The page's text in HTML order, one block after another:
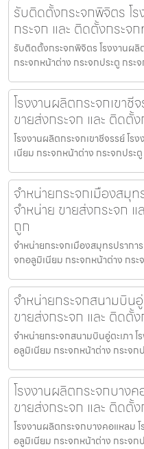
รับติดตั้งกระจกพิจิตร โ
กระจก และ ติดตั้งกระจ
รับติดตั้งกระจกพิจิตร โรงงานผลิ
กระจกหน้าต่าง กระจกประตู กระ
โรงงานผลิตกระจกเขาชี
ขายส่งกระจก และ ติดตั้
โรงงานผลิตกระจกเขาชีจรรย์ โร
เนียม กระจกหน้าต่าง กระจกปร
จำหน่ายกระจกเมืองสมุ
จำหน่าย ขายส่งกระจก
ถูก
จำหน่ายกระจกเมืองสมุทรปรากา
จกอลูมิเนียม กระจกหน้าต่าง กร
จำหน่ายกระจกสนามบิน
ขายส่งกระจก และ ติดตั้
จำหน่ายกระจกสนามบินอู่ตะเภา
อลูมิเนียม กระจกหน้าต่าง กระจ
โรงงานผลิตกระจกบาง
ขายส่งกระจก และ ติดตั้
โรงงานผลิตกระจกบางคอแหลม
อลูมิเนียม กระจกหน้าต่าง กระจ